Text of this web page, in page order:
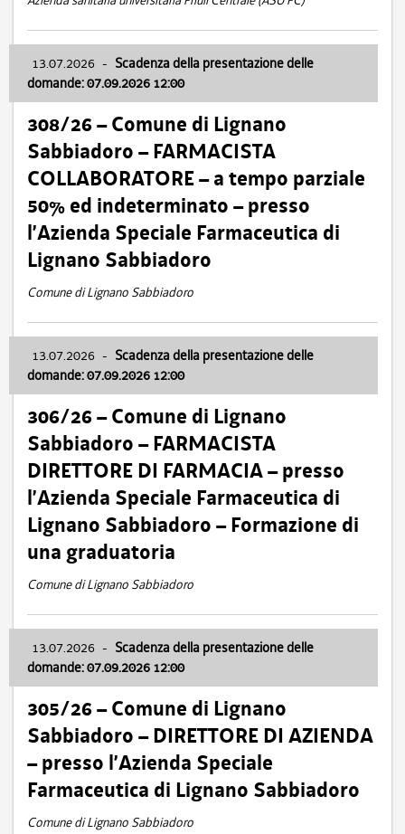
13.07.2026 - Scadenza della presentazione delle
domande: 07.09.2026 12:00
308/26 – Comune di Lignano
Sabbiadoro – FARMACISTA
COLLABORATORE – a tempo parziale
50% ed indeterminato – presso
l’Azienda Speciale Farmaceutica di
Lignano Sabbiadoro
Comune di Lignano Sabbiadoro
13.07.2026 - Scadenza della presentazione delle
domande: 07.09.2026 12:00
306/26 – Comune di Lignano
Sabbiadoro – FARMACISTA
DIRETTORE DI FARMACIA – presso
l’Azienda Speciale Farmaceutica di
Lignano Sabbiadoro – Formazione di
una graduatoria
Comune di Lignano Sabbiadoro
13.07.2026 - Scadenza della presentazione delle
domande: 07.09.2026 12:00
305/26 – Comune di Lignano
Sabbiadoro – DIRETTORE DI AZIENDA
– presso l’Azienda Speciale
Farmaceutica di Lignano Sabbiadoro
Comune di Lignano Sabbiadoro